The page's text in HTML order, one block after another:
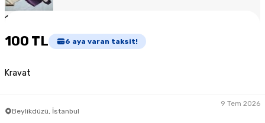
1
100 TL 6 aya varan taksit!
Kravat
Beylikdüzü, İstanbul
9 Tem 2026